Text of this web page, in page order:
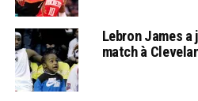
Lebron James
match à